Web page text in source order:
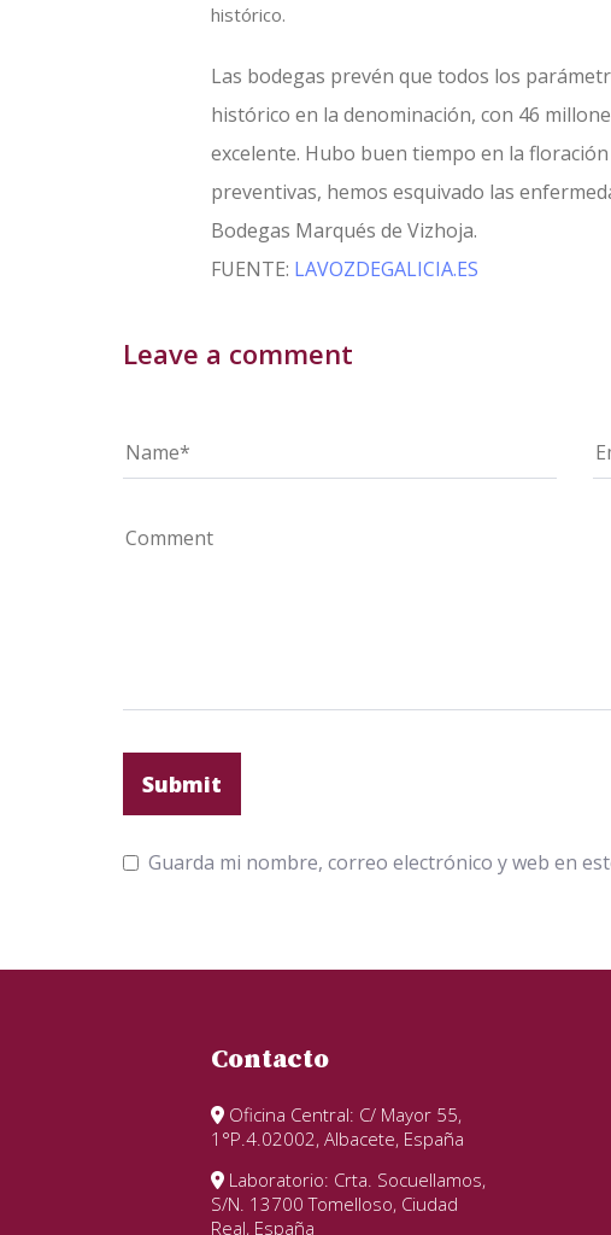
histórico.
Las bodegas prevén que todos los
histórico en la denominación, con 46
excelente. Hubo buen tiempo en la
preventivas, hemos esquivado las
Bodegas Marqués de Vizhoja.
FUENTE: LAVOZDEGALICIA.ES
Leave a comment
Guarda mi nombre, correo electrónico y web en
Contacto
Oficina Central: C/ Mayor 55,
1°P.4.02002, Albacete, España
Laboratorio: Crta. Socuellamos,
S/N. 13700 Tomelloso, Ciudad
Real, España